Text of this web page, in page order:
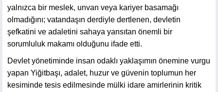
yalnızca bir meslek, unvan veya kariyer basamağı
olmadığını; vatandaşın derdiyle dertlenen, devletin
şefkatini ve adaletini sahaya yansıtan önemli bir
sorumluluk makamı olduğunu ifade etti.
Devlet yönetiminde insan odaklı yaklaşımın önemine vurgu
yapan Yiğitbaşı, adalet, huzur ve güvenin toplumun her
kesiminde tesis edilmesinde mülki idare amirlerinin kritik